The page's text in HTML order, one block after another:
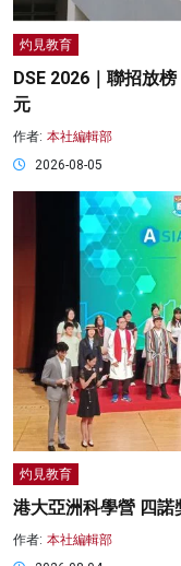
灼見教育
DSE 2026｜聯招放
元
作者: 本社編輯部
2026-08-05
灼見教育
港大亞洲科學營 四
作者: 本社編輯部